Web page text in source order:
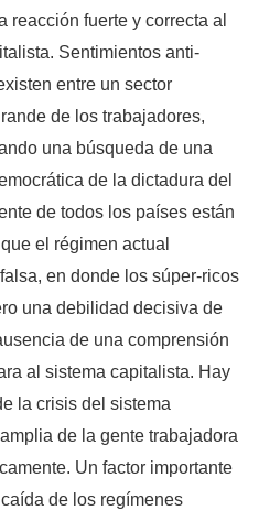
reacción fuerte y correcta al
Sentimientos anti-
entre un sector
de los trabajadores,
una búsqueda de una
de la dictadura del
de todos los países están
el régimen actual
en donde los súper-ricos
una debilidad decisiva de
de una comprensión
al sistema capitalista. Hay
la crisis del sistema
de la gente trabajadora
Un factor importante
de los regímenes